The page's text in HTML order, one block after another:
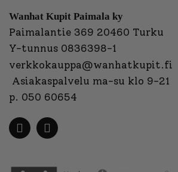
Wanhat Kupit Paimala ky
Paimalantie 369 20460 Turku
Y-tunnus 0836398-1
verkkokauppa@wanhatkupit.fi
Asiakaspalvelu ma-su klo 9-21
p. 050 60654